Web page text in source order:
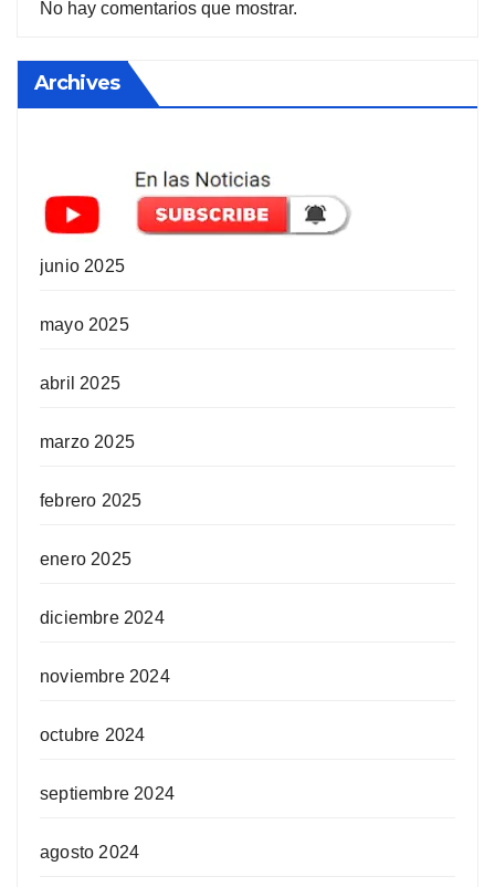
No hay comentarios que mostrar.
Archives
junio 2025
mayo 2025
abril 2025
marzo 2025
febrero 2025
enero 2025
diciembre 2024
noviembre 2024
octubre 2024
septiembre 2024
agosto 2024